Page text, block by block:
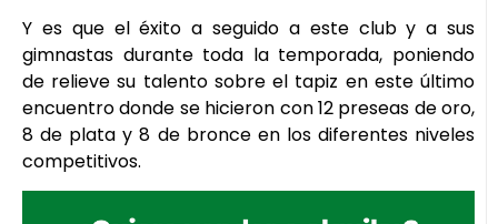
Y es que el éxito a seguido a este club y a sus
gimnastas durante toda la temporada, poniendo
de relieve su talento sobre el tapiz en este último
encuentro donde se hicieron con 12 preseas de oro,
8 de plata y 8 de bronce en los diferentes niveles
competitivos.